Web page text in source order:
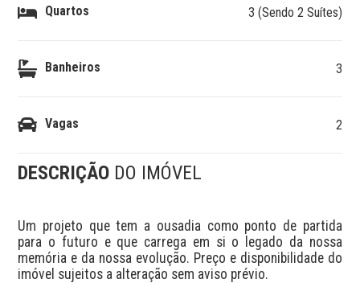
Quartos 3 (Sendo 2 Suítes)
Banheiros 3
Vagas 2
DESCRIÇÃO DO IMÓVEL
Um projeto que tem a ousadia como ponto de partida
para o futuro e que carrega em si o legado da nossa
memória e da nossa evolução. Preço e disponibilidade do
imóvel sujeitos a alteração sem aviso prévio.